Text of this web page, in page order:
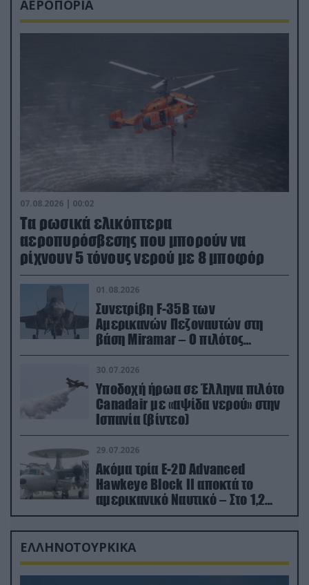
ΑΕΡΟΠΟΡΙΑ
07.08.2026 | 00:02
Τα ρωσικά ελικόπτερα
αεροπυρόσβεσης που μπορούν να
ρίχνουν 5 τόνους νερού με 8 μποφόρ
01.08.2026
Συνετρίβη F-35B των
Αμερικανών Πεζοναυτών στη
βάση Miramar – Ο πιλότος
εκτινάχθηκε εγκαίρως
30.07.2026
Υποδοχή ήρωα σε Έλληνα πιλότο
Canadair με «αψίδα νερού» στην
Ισπανία (βίντεο)
29.07.2026
Ακόμα τρία E-2D Advanced
Hawkeye Block II αποκτά το
αμερικανικό Ναυτικό – Στο 1,2
δισ.δολάρια το κόστος
ΕΛΛΗΝΟΤΟΥΡΚΙΚΑ